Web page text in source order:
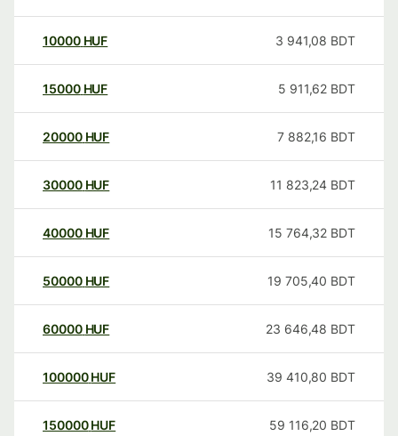
10000 HUF 3 941,08 BDT
15000 HUF 5 911,62 BDT
20000 HUF 7 882,16 BDT
30000 HUF 11 823,24 BDT
40000 HUF 15 764,32 BDT
50000 HUF 19 705,40 BDT
60000 HUF 23 646,48 BDT
100000 HUF 39 410,80 BDT
150000 HUF 59 116,20 BDT